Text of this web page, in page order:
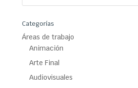
Categorías
Áreas de trabajo
Animación
Arte Final
Audiovisuales